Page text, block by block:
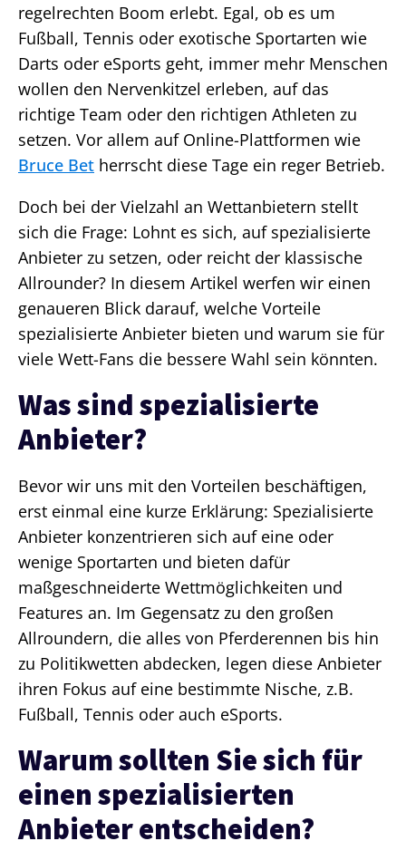
regelrechten Boom erlebt. Egal, ob es um
Fußball, Tennis oder exotische Sportarten wie
Darts oder eSports geht, immer mehr Menschen
wollen den Nervenkitzel erleben, auf das
richtige Team oder den richtigen Athleten zu
setzen. Vor allem auf Online-Plattformen wie
Bruce Bet herrscht diese Tage ein reger Betrieb.
Doch bei der Vielzahl an Wettanbietern stellt
sich die Frage: Lohnt es sich, auf spezialisierte
Anbieter zu setzen, oder reicht der klassische
Allrounder? In diesem Artikel werfen wir einen
genaueren Blick darauf, welche Vorteile
spezialisierte Anbieter bieten und warum sie für
viele Wett-Fans die bessere Wahl sein könnten.
Was sind spezialisierte
Anbieter?
Bevor wir uns mit den Vorteilen beschäftigen,
erst einmal eine kurze Erklärung: Spezialisierte
Anbieter konzentrieren sich auf eine oder
wenige Sportarten und bieten dafür
maßgeschneiderte Wettmöglichkeiten und
Features an. Im Gegensatz zu den großen
Allroundern, die alles von Pferderennen bis hin
zu Politikwetten abdecken, legen diese Anbieter
ihren Fokus auf eine bestimmte Nische, z.B.
Fußball, Tennis oder auch eSports.
Warum sollten Sie sich für
einen spezialisierten
Anbieter entscheiden?